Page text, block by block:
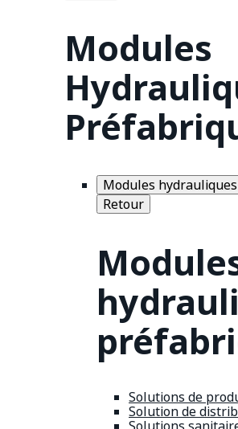
Modules
Modules
Retour
Solutions de
Solution de